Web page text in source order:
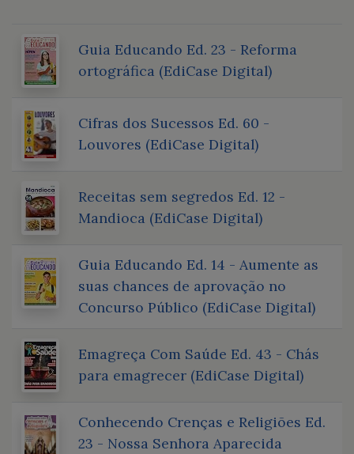
Guia Educando Ed. 23 - Reforma
ortográfica (EdiCase Digital)
Cifras dos Sucessos Ed. 60 -
Louvores (EdiCase Digital)
Receitas sem segredos Ed. 12 -
Mandioca (EdiCase Digital)
Guia Educando Ed. 14 - Aumente as
suas chances de aprovação no
Concurso Público (EdiCase Digital)
Emagreça Com Saúde Ed. 43 - Chás
para emagrecer (EdiCase Digital)
Conhecendo Crenças e Religiões Ed.
23 - Nossa Senhora Aparecida